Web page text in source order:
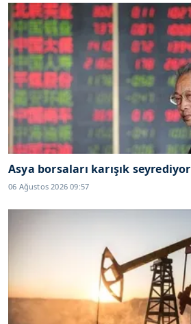
Asya borsaları karışık seyrediyor
06 Ağustos 2026 09:57